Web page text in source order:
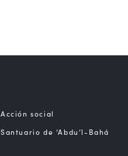
Acción social
Santuario de ‘Abdu’l-Bahá